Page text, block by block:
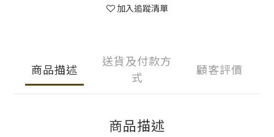
加入追蹤清單
商品描述
送貨及付款方
式
顧客評價
商品描述